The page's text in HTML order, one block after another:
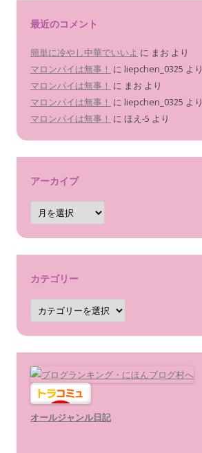
最近のコメント
簡単に冷やし中華でいいよ に まお より
マロンパイは無事！ に liepchen_0325 より
マロンパイは無事！ に まお より
マロンパイは無事！ に liepchen_0325 より
マロンパイは無事！ に ほえ-5 より
アーカイブ
ア
ー
カ
カテゴリー
カ
テ
ゴ
オールジャンル日記